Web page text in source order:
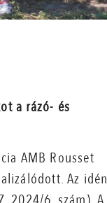
a rázó- és
AMB Rousset
Az idén